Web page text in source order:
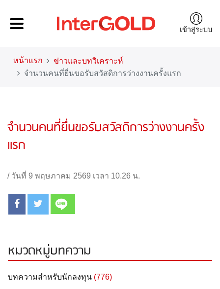
เข้าสู่ระบบ
หน้าแรก
ข่าวและบทวิเคราะห์
จำนวนคนที่ยื่นขอรับสวัสดิการว่างงานครั้งแรก
จำนวนคนที่ยื่นขอรับสวัสดิการว่างงานครั้ง
แรก
/ วันที่ 9 พฤษภาคม 2569 เวลา 10.26 น.
หมวดหมู่บทความ
บทความสำหรับนักลงทุน (776)